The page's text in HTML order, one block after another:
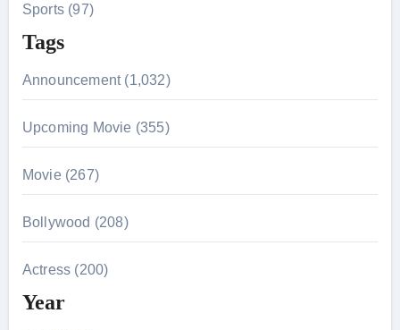
Sports (97)
Tags
Announcement (1,032)
Upcoming Movie (355)
Movie (267)
Bollywood (208)
Actress (200)
Year